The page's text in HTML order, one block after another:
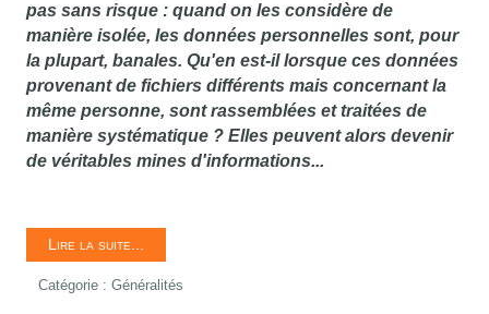
pas sans risque : quand on les considère de
manière isolée, les données personnelles sont, pour
la plupart, banales. Qu'en est-il lorsque ces données
provenant de fichiers différents mais concernant la
même personne, sont rassemblées et traitées de
manière systématique ? Elles peuvent alors devenir
de véritables mines d'informations...
Lire la suite...
Catégorie :Généralités